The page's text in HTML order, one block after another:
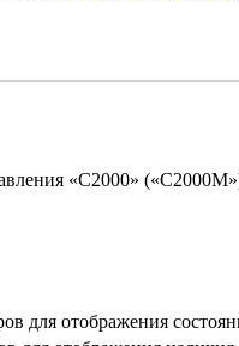
«С2000»
для отображения